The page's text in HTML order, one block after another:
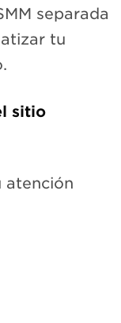
separada
tu
sitio
atención